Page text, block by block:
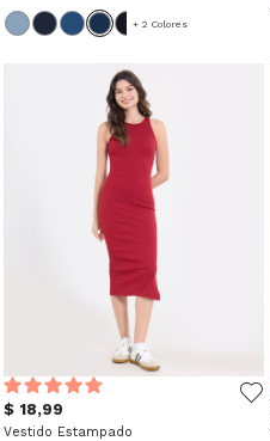
+ 2 Colores
$ 18,99
Vestido Estampado